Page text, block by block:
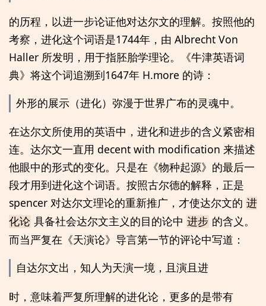
的历程，以进一步论证他对达尔文的理解。按照他的
考察，进化这个词语是1744年，由 Albrecht Von
Haller 所发明，用于指胚胎学理论。《牛津英语词
典》将这个词追溯到1647年 H.more 的诗：
外形的展示（进化）弥漫于世界广布的灵魂中。
在达尔文所使用的英语中，进化和进步的含义紧密相
连。达尔文一直用 decent with modification 来描述
他眼中的形式的变化。只是在《物种起源》的最后一
段才用到进化这个词语。按照古尔德的解释，正是
spencer 对达尔文理论的重新推广，才使达尔文的 进
化论 具备社会达尔文主义的目的论中 进步 的含义。
而当严复在《天演论》导言第一节的评论中写道：
自达尔文出，知人为天演一境，且演且进
时，意味着严复所理解的进化论，更多的是带有